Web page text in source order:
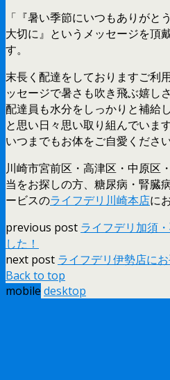
「『暑い季節にいつもありがと
大切に』というメッセージを頂
す。
末長く配達をしておりますご利
ッセージで暑さも吹き飛ぶ嬉し
配達員も水分をしっかりと補給
と思い日々思い取り組んでいま
いつまでもお体をご自愛ください
川崎市宮前区・高津区・中原区
当をお探しの方、糖尿病・腎臓
ービスのライフデリ川崎本店に
previous post ライフデリ加須
した！
next post ライフデリ伊勢店に
Back to top
mobile desktop